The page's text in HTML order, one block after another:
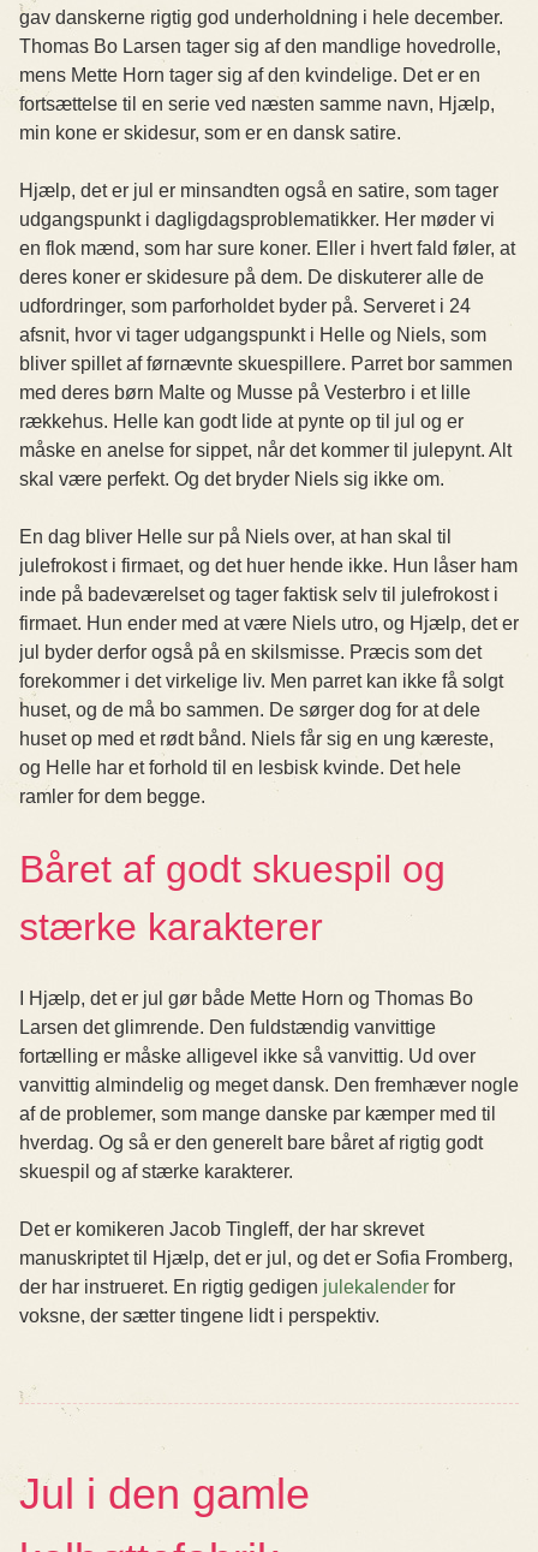
gav danskerne rigtig god underholdning i hele december.
Thomas Bo Larsen tager sig af den mandlige hovedrolle,
mens Mette Horn tager sig af den kvindelige. Det er en
fortsættelse til en serie ved næsten samme navn, Hjælp,
min kone er skidesur, som er en dansk satire.
Hjælp, det er jul er minsandten også en satire, som tager
udgangspunkt i dagligdagsproblematikker. Her møder vi
en flok mænd, som har sure koner. Eller i hvert fald føler, at
deres koner er skidesure på dem. De diskuterer alle de
udfordringer, som parforholdet byder på. Serveret i 24
afsnit, hvor vi tager udgangspunkt i Helle og Niels, som
bliver spillet af førnævnte skuespillere. Parret bor sammen
med deres børn Malte og Musse på Vesterbro i et lille
rækkehus. Helle kan godt lide at pynte op til jul og er
måske en anelse for sippet, når det kommer til julepynt. Alt
skal være perfekt. Og det bryder Niels sig ikke om.
En dag bliver Helle sur på Niels over, at han skal til
julefrokost i firmaet, og det huer hende ikke. Hun låser ham
inde på badeværelset og tager faktisk selv til julefrokost i
firmaet. Hun ender med at være Niels utro, og Hjælp, det er
jul byder derfor også på en skilsmisse. Præcis som det
forekommer i det virkelige liv. Men parret kan ikke få solgt
huset, og de må bo sammen. De sørger dog for at dele
huset op med et rødt bånd. Niels får sig en ung kæreste,
og Helle har et forhold til en lesbisk kvinde. Det hele
ramler for dem begge.
Båret af godt skuespil og
stærke karakterer
I Hjælp, det er jul gør både Mette Horn og Thomas Bo
Larsen det glimrende. Den fuldstændig vanvittige
fortælling er måske alligevel ikke så vanvittig. Ud over
vanvittig almindelig og meget dansk. Den fremhæver nogle
af de problemer, som mange danske par kæmper med til
hverdag. Og så er den generelt bare båret af rigtig godt
skuespil og af stærke karakterer.
Det er komikeren Jacob Tingleff, der har skrevet
manuskriptet til Hjælp, det er jul, og det er Sofia Fromberg,
der har instrueret. En rigtig gedigen julekalender for
voksne, der sætter tingene lidt i perspektiv.
Jul i den gamle